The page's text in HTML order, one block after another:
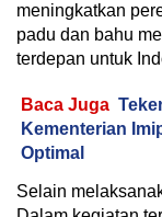
meningkatkan
padu dan bahu
terdepan untuk
Baca Juga
Kementerian
Optimal
Selain